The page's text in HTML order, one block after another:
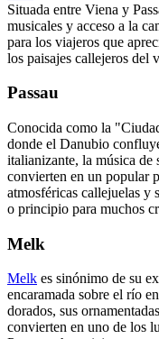
Situada entre Viena y
musicales y acceso a la
para los viajeros que
los paisajes callejeros del
Passau
Conocida como la
donde el Danubio
italianizante, la música de
convierten en un popular
atmosféricas callejuelas y
o principio para muchos
Melk
Melk es sinónimo de su
encaramada sobre el río
dorados, sus
convierten en uno de los